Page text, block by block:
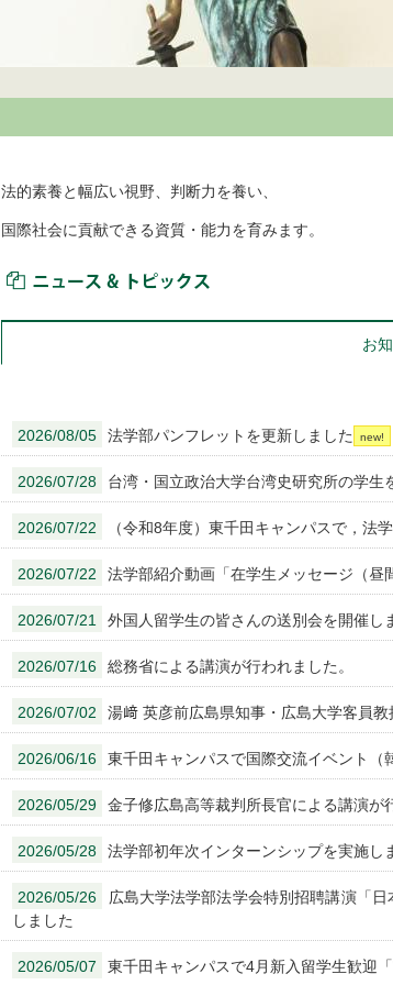
法的素養と幅広い視野、判断力を養い、
国際社会に貢献できる資質・能力を育みます。
お
2026/08/05 法学部パンフレットを更新しました
2026/07/28 台湾・国立政治大学台湾史研究所の学生
2026/07/22 （令和8年度）東千田キャンパスで，法
2026/07/22 法学部紹介動画「在学生メッセージ（昼
2026/07/21 外国人留学生の皆さんの送別会を開催し
2026/07/16 総務省による講演が行われました。
2026/07/02 湯﨑 英彦前広島県知事・広島大学客員教
2026/06/16 東千田キャンパスで国際交流イベント（
2026/05/29 金子修広島高等裁判所長官による講演が
2026/05/28 法学部初年次インターンシップを実施し
2026/05/26
広島大学法学部法学会特別招聘講演「
しました
2026/05/07 東千田キャンパスで4月新入留学生歓迎